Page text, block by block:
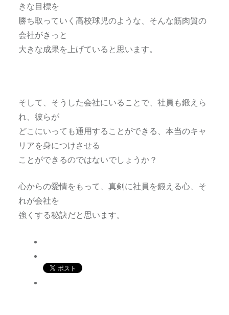
きな目標を
勝ち取っていく高校球児のような、そんな筋肉質の
会社がきっと
大きな成果を上げていると思います。
そして、そうした会社にいることで、社員も鍛えら
れ、彼らが
どこにいっても通用することができる、本当のキャ
リアを身につけさせる
ことができるのではないでしょうか？
心からの愛情をもって、真剣に社員を鍛える心、そ
れが会社を
強くする秘訣だと思います。